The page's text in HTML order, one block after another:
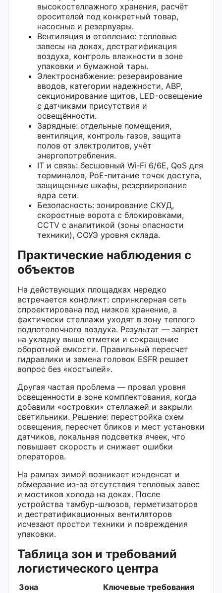
высокостеллажного хранения, расчёт
оросителей под конкретный товар,
насосные и резервуары.
Вентиляция и отопление: тепловые
завесы на доках, дестратификация
воздуха, контроль влажности в зоне
упаковки и бумажной тары.
Электроснабжение: резервирование
вводов, категории надежности, АВР,
секционирование щитов, LED-освещение
с датчиками присутствия и
освещённости.
Зарядные: отдельные помещения,
вентиляция, контроль газов, защита
полов от электролитов, учёт
энергопотребления.
IT и связь: бесшовный Wi‑Fi 6/6E, QoS для
терминалов, PoE-питание точек доступа,
защищенные шкафы, резервирование
ядра сети.
Безопасность: зонирование СКУД,
скоростные ворота с блокировками,
CCTV с аналитикой (зоны опасности
техники), СОУЭ уровня склада.
Практические наблюдения с
объектов
На действующих площадках нередко
встречается конфликт: спринклерная сеть
спроектирована под низкое хранение, а
фактически стеллажи уходят в зону теплого
подпотолочного воздуха. Результат — запрет
на укладку выше отметки и сокращение
оборотной емкости. Правильный пересчет
гидравлики и замена головок ESFR решает
вопрос без «костылей».
Другая частая проблема — провал уровня
освещенности в зоне комплектования, когда
добавили «островки» стеллажей и закрыли
светильники. Решение: перестройка схем
освещения, пересчет бликов и мест установки
датчиков, локальная подсветка ячеек, что
повышает скорость и снижает ошибки
операторов.
На рампах зимой возникает конденсат и
обмерзание из-за отсутствия тепловых завес
и мостиков холода на доках. После
устройства тамбур-шлюзов, герметизаторов
и дестратификационных вентиляторов
исчезают простои техники и повреждения
упаковки.
Таблица зон и требований
логистического центра
Зона Ключевые требования